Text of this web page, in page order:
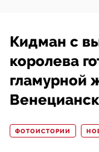
Кидман с
королева
гламурной
ФОТОИСТОРИИ